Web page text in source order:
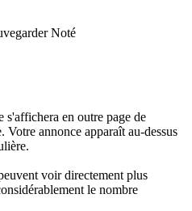
Noté
s'affichera en outre page de
Votre annonce apparaît au-dessus
voir directement plus
le nombre